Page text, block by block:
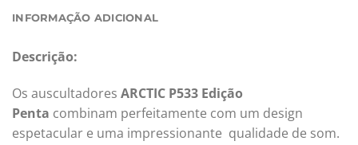
INFORMAÇÃO ADICIONAL
Descrição:
Os auscultadores ARCTIC P533 Edição
Penta combinam perfeitamente com um design
espetacular e uma impressionante qualidade de som.